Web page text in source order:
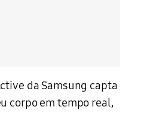
da Samsung capta
corpo em tempo real,